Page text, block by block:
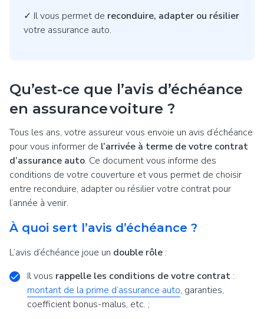
✓ Il vous permet de reconduire, adapter ou résilier
votre assurance auto.
Qu’est-ce que l’avis d’échéance
en assurance voiture ?
Tous les ans, votre assureur vous envoie un avis d’échéance
pour vous informer de l’arrivée à terme de votre contrat
d’assurance auto. Ce document vous informe des
conditions de votre couverture et vous permet de choisir
entre reconduire, adapter ou résilier votre contrat pour
l’année à venir.
À quoi sert l’avis d’échéance ?
L’avis d’échéance joue un double rôle :
Il vous rappelle les conditions de votre contrat :
montant de la prime d’assurance auto, garanties,
coefficient bonus-malus, etc. ;